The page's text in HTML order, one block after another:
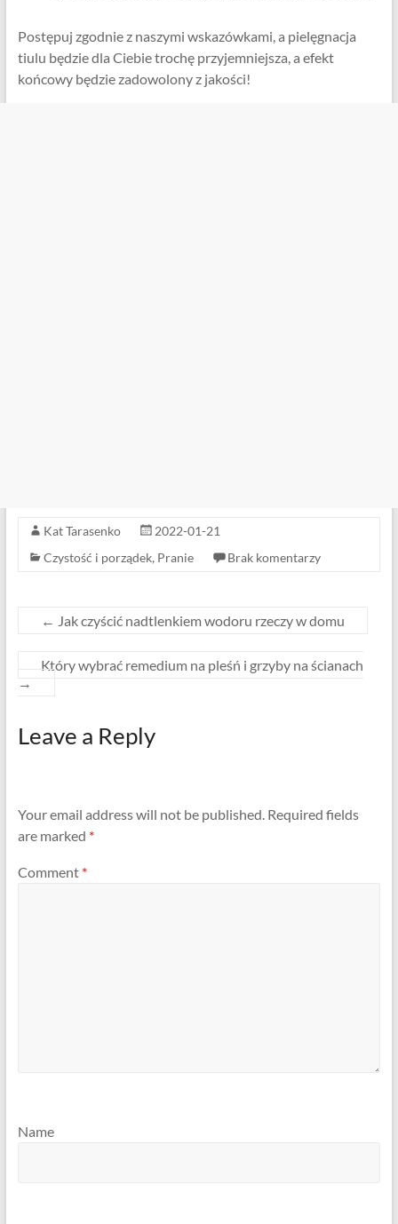
Postępuj zgodnie z naszymi wskazówkami, a pielęgnacja
tiulu będzie dla Ciebie trochę przyjemniejsza, a efekt
końcowy będzie zadowolony z jakości!
Kat Tarasenko
2022-01-21
Czystość i porządek, Pranie Brak komentarzy
← Jak czyścić nadtlenkiem wodoru rzeczy w domu
Który wybrać remedium na pleśń i grzyby na ścianach
→
Leave a Reply
Your email address will not be published. Required fields
are marked *
Comment *
Name